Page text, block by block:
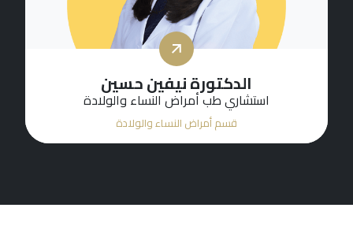
الدكتورة نيفين حسين
استشاري طب أمراض النساء والولادة
قسم أمراض النساء والولادة